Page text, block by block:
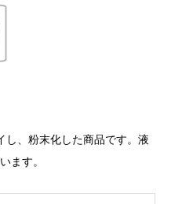
し、粉末化した商品です。液
ます。